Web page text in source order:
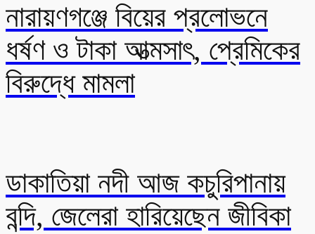
নারায়ণগঞ্জে বিয়ের প্রলোভনে
ধর্ষণ ও টাকা আত্মসাৎ, প্রেমিকের
বিরুদ্ধে মামলা
ডাকাতিয়া নদী আজ কচুরিপানায়
বন্দি, জেলেরা হারিয়েছেন জীবিকা